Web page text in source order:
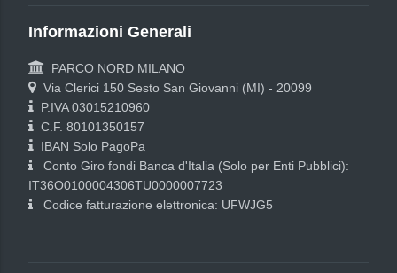
Informazioni Generali
PARCO NORD MILANO
Via Clerici 150 Sesto San Giovanni (MI) - 20099
P.IVA 03015210960
C.F. 80101350157
IBAN Solo PagoPa
Conto Giro fondi Banca d'Italia (Solo per Enti Pubblici):
IT36O0100004306TU0000007723
Codice fatturazione elettronica: UFWJG5